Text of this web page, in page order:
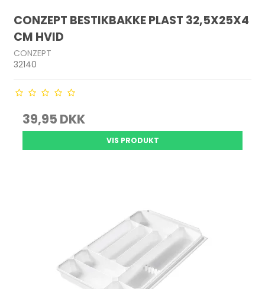
CONZEPT BESTIKBAKKE PLAST 32,5X25X4
CM HVID
CONZEPT
32140
39,95 DKK
VIS PRODUKT